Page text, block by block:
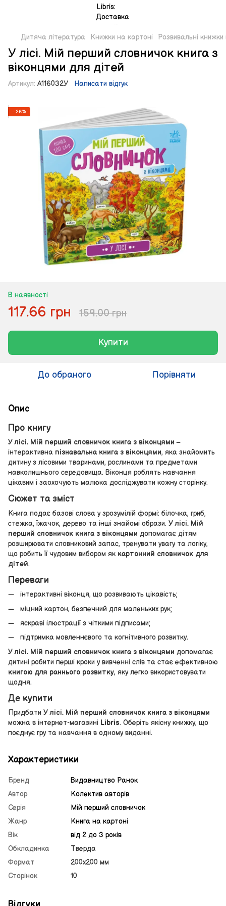
Дитяча література Книжки на картоні Розвивальні
У лісі. Мій перший словничок книга з
віконцями для дітей
Артикул: А116032У Написати відгук
−26%
В наявності
117.66 грн 159.00 грн
Купити
До обраного Порівняти
Опис
Про книгу
У лісі. Мій перший словничок книга з віконцями –
інтерактивна пізнавальна книга з віконцями, яка знайомить
дитину з лісовими тваринами, рослинами та предметами
навколишнього середовища. Віконця роблять навчання
цікавим і заохочують малюка досліджувати кожну сторінку.
Сюжет та зміст
Книга подає базові слова у зрозумілій формі: білочка, гриб,
стежка, їжачок, дерево та інші знайомі образи. У лісі. Мій
перший словничок книга з віконцями допомагає дітям
розширювати словниковий запас, тренувати увагу та логіку,
що робить її чудовим вибором як картонний словничок для
дітей.
Переваги
інтерактивні віконця, що розвивають цікавість;
міцний картон, безпечний для маленьких рук;
яскраві ілюстрації з чіткими підписами;
підтримка мовленнєвого та когнітивного розвитку.
У лісі. Мій перший словничок книга з віконцями допомагає
дитині робити перші кроки у вивченні слів та стає ефективною
книгою для раннього розвитку, яку легко використовувати
щодня.
Де купити
Придбати У лісі. Мій перший словничок книга з віконцями
можна в інтернет-магазині Libris. Оберіть якісну книжку, що
поєднує гру та навчання в одному виданні.
Характеристики
Бренд
Видавництво Ранок
Автор
Колектив авторів
Серія
Мій перший словничок
Жанр
Книга на картоні
Вік
від 2 до 3 років
Обкладинка
Тверда
Формат
200х200 мм
Сторінок
10